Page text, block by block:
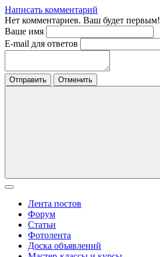
Написать комментарий
Нет комментариев. Ваш будет первым!
Ваше имя
E-mail для ответов
Отправить Отменить
Лента постов
Форум
Статьи
Фотолента
Доска объявлений